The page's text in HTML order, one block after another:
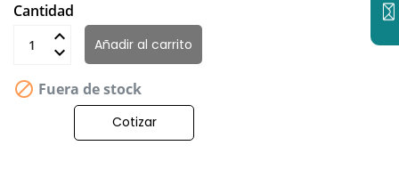
Cantidad
Añadir al carrito
 Fuera de stock
Cotizar